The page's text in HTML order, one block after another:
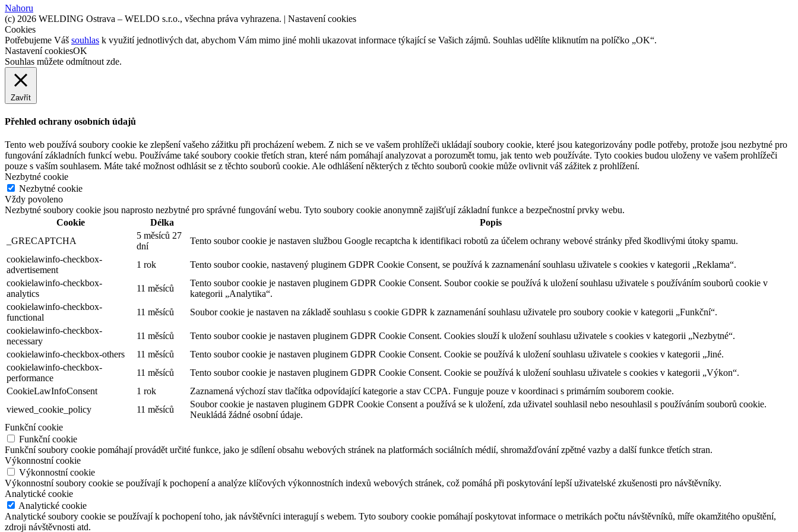
Nahoru
(c) 2026 WELDING Ostrava – WELDO s.r.o., všechna práva vyhrazena. | Nastavení cookies
Cookies
Potřebujeme Váš souhlas k využití jednotlivých dat, abychom Vám mimo jiné mohli ukazovat informace týkající se Vašich zájmů. Souhlas udělíte kliknutím na políčko „OK“.
Nastavení cookiesOK
Souhlas můžete odmítnout zde.
Zavřít
Přehled ochrany osobních údajů
Tento web používá soubory cookie ke zlepšení vašeho zážitku při procházení webem. Z nich se ve vašem prohlížeči ukládají soubory cookie, které jsou kategorizovány podle potřeby, protože jsou nezbytné pro
fungování základních funkcí webu. Používáme také soubory cookie třetích stran, které nám pomáhají analyzovat a porozumět tomu, jak tento web používáte. Tyto cookies budou uloženy ve vašem prohlížeči
pouze s vaším souhlasem. Máte také možnost odhlásit se z těchto souborů cookie. Ale odhlášení některých z těchto souborů cookie může ovlivnit váš zážitek z prohlížení.
Nezbytné cookie
Nezbytné cookie
Vždy povoleno
Nezbytné soubory cookie jsou naprosto nezbytné pro správné fungování webu. Tyto soubory cookie anonymně zajišťují základní funkce a bezpečnostní prvky webu.
Cookie
Délka
Popis
_GRECAPTCHA
5 měsíců 27
dní
Tento soubor cookie je nastaven službou Google recaptcha k identifikaci robotů za účelem ochrany webové stránky před škodlivými útoky spamu.
cookielawinfo-checkbox-
advertisement
1 rok
Tento soubor cookie, nastavený pluginem GDPR Cookie Consent, se používá k zaznamenání souhlasu uživatele s cookies v kategorii „Reklama“.
cookielawinfo-checkbox-
analytics
11 měsíců
Tento soubor cookie je nastaven pluginem GDPR Cookie Consent. Soubor cookie se používá k uložení souhlasu uživatele s používáním souborů cookie v
kategorii „Analytika“.
cookielawinfo-checkbox-
functional
11 měsíců
Soubor cookie je nastaven na základě souhlasu s cookie GDPR k zaznamenání souhlasu uživatele pro soubory cookie v kategorii „Funkční“.
cookielawinfo-checkbox-
necessary
11 měsíců
Tento soubor cookie je nastaven pluginem GDPR Cookie Consent. Cookies slouží k uložení souhlasu uživatele s cookies v kategorii „Nezbytné“.
cookielawinfo-checkbox-others
11 měsíců
Tento soubor cookie je nastaven pluginem GDPR Cookie Consent. Cookie se používá k uložení souhlasu uživatele s cookies v kategorii „Jiné.
cookielawinfo-checkbox-
performance
11 měsíců
Tento soubor cookie je nastaven pluginem GDPR Cookie Consent. Cookie se používá k uložení souhlasu uživatele s cookies v kategorii „Výkon“.
CookieLawInfoConsent
1 rok
Zaznamená výchozí stav tlačítka odpovídající kategorie a stav CCPA. Funguje pouze v koordinaci s primárním souborem cookie.
viewed_cookie_policy
11 měsíců
Soubor cookie je nastaven pluginem GDPR Cookie Consent a používá se k uložení, zda uživatel souhlasil nebo nesouhlasil s používáním souborů cookie.
Neukládá žádné osobní údaje.
Funkční cookie
Funkční cookie
Funkční soubory cookie pomáhají provádět určité funkce, jako je sdílení obsahu webových stránek na platformách sociálních médií, shromažďování zpětné vazby a další funkce třetích stran.
Výkonnostní cookie
Výkonnostní cookie
Výkonnostní soubory cookie se používají k pochopení a analýze klíčových výkonnostních indexů webových stránek, což pomáhá při poskytování lepší uživatelské zkušenosti pro návštěvníky.
Analytické cookie
Analytické cookie
Analytické soubory cookie se používají k pochopení toho, jak návštěvníci interagují s webem. Tyto soubory cookie pomáhají poskytovat informace o metrikách počtu návštěvníků, míře okamžitého opuštění,
zdroji návštěvnosti atd.